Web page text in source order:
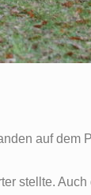
auf dem
stellte.